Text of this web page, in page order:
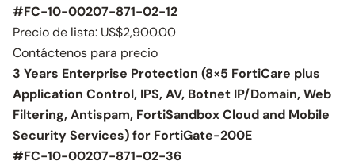
#FC-10-00207-871-02-12
Precio de lista:US$2,900.00
Contáctenos para precio
3 Years Enterprise Protection (8×5 FortiCare plus
Application Control, IPS, AV, Botnet IP/Domain, Web
Filtering, Antispam, FortiSandbox Cloud and Mobile
Security Services) for FortiGate-200E
#FC-10-00207-871-02-36